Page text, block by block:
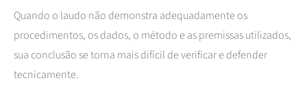
Quando o laudo não demonstra adequadamente os
procedimentos, os dados, o método e as premissas utilizados,
sua conclusão se torna mais difícil de verificar e defender
tecnicamente.